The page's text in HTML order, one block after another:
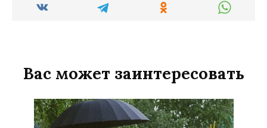
Вас может заинтересовать